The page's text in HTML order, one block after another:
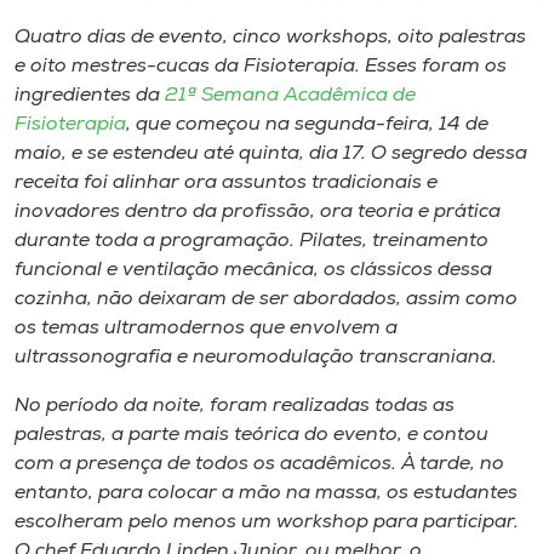
Unoesc
Store
Selecione
A+
A-
Quatro dias de evento, cinco workshops, oito palestras
e oito mestres-cucas da Fisioterapia. Esses foram os
ingredientes da 21ª Semana Acadêmica de
Fisioterapia, que começou na segunda-feira, 14 de
maio, e se estendeu até quinta, dia 17. O segredo dessa
receita foi alinhar ora assuntos tradicionais e
inovadores dentro da profissão, ora teoria e prática
durante toda a programação. Pilates, treinamento
funcional e ventilação mecânica, os clássicos dessa
cozinha, não deixaram de ser abordados, assim como
os temas ultramodernos que envolvem a
ultrassonografia e neuromodulação transcraniana.
No período da noite, foram realizadas todas as
palestras, a parte mais teórica do evento, e contou
com a presença de todos os acadêmicos. À tarde, no
entanto, para colocar a mão na massa, os estudantes
escolheram pelo menos um workshop para participar.